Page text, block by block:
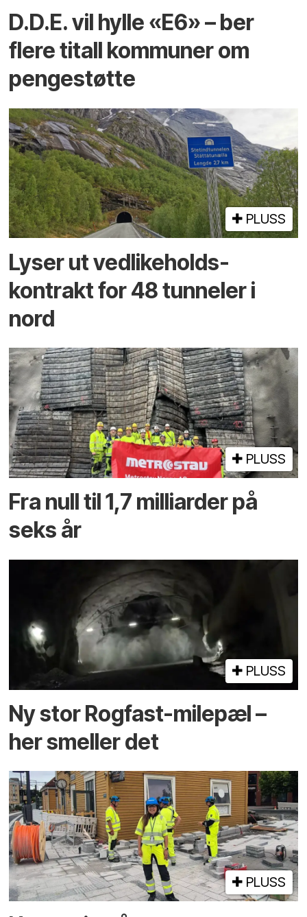
D.D.E. vil hylle «E6» – ber
flere titall kommuner om
pengestøtte
PLUSS
Lyser ut vedlikeholds­
kontrakt for 48 tunneler i
nord
PLUSS
Fra null til 1,7 milliarder på
seks år
PLUSS
Ny stor Rogfast-milepæl –
her smeller det
PLUSS